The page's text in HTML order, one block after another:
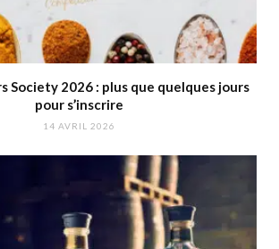
Society 2026 : plus que quelques jours
pour s’inscrire
14 AVRIL 2026